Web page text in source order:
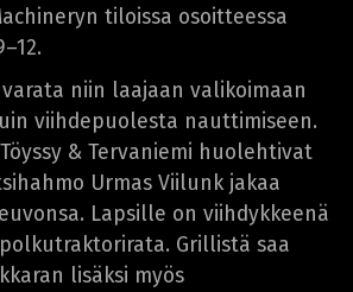
tiloissa osoitteessa
niin laajaan valikoimaan
viihdepuolesta nauttimiseen.
& Tervaniemi huolehtivat
Urmas Viilunk jakaa
Lapsille on viihdykkeenä
Grillistä saa
lisäksi myös